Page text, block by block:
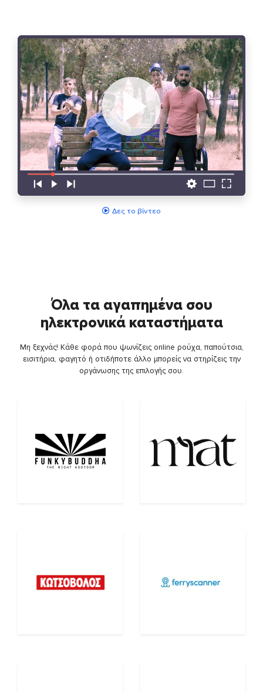
Δες το βίντεο
Όλα τα αγαπημένα σου
ηλεκτρονικά καταστήματα
Μη ξεχνάς! Κάθε φορά που ψωνίζεις online ρούχα, παπούτσια,
εισιτήρια, φαγητό ή οτιδήποτε άλλο μπορείς να στηρίζεις την
οργάνωσης της επιλογής σου.